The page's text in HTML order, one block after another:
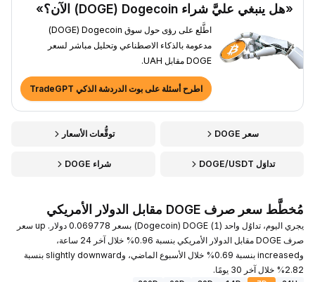
«هل ينبغي عليَّ شراء Dogecoin ‏(DOGE) الآن؟»
اطَّلع على رؤى حول سوق Dogecoin ‏(DOGE)
مدعومة بالذكاء الاصطناعي وتحليل مباشر لسعر
DOGE مقابل UAH.
اطرح أسئلة على بوت الدردشة الذكي TradeGPT
سعر DOGE توقُّعات الأسعار
تداوَل DOGE/USDT شراء DOGE
مُخطَّط سعر صرف DOGE مقابل الدولار الأمريكي
يجري اليوم، تداوُل واحد (1) DOGE ‏(Dogecoin) بسعر 0.069778 دولار. up سعر
صرف DOGE مقابل الدولار الأمريكي بنسبة 0.96% خلال آخر 24 ساعة،
وincreased بنسبة 0.69% خلال الأسبوع الماضي، وslightly downward بنسبة
2.82% خلال آخر 30 يومًا.